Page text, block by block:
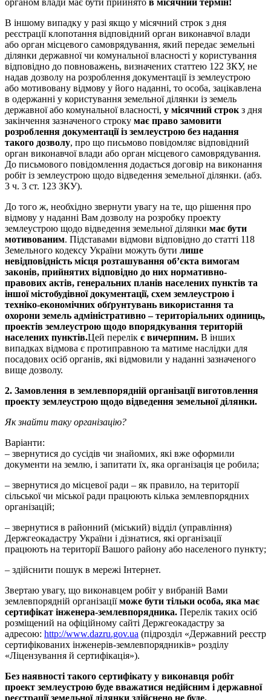
В іншому випадку у разі якщо у місячний строк з дня
реєстрації клопотання відповідний орган виконавчої влади
або орган місцевого самоврядування, який передає земельні
ділянки державної чи комунальної власності у користування
відповідно до повноважень, визначених статтею 122 ЗКУ, не
надав дозволу на розроблення документації із землеустрою
або мотивовану відмову у його наданні, то особа, зацікавлена
в одержанні у користування земельної ділянки із земель
державної або комунальної власності, у місячний строк з дня
закінчення зазначеного строку має право замовити
розроблення документації із землеустрою без надання
такого дозволу, про що письмово повідомляє відповідний
орган виконавчої влади або орган місцевого самоврядування.
До письмового повідомлення додається договір на виконання
робіт із землеустрою щодо відведення земельної ділянки. (абз.
3 ч. 3 ст. 123 ЗКУ).
До того ж, необхідно звернути увагу на те, що рішення про
відмову у наданні Вам дозволу на розробку проекту
землеустрою щодо відведення земельної ділянки має бути
мотивованим. Підставами відмови відповідно до статті 118
Земельного кодексу України можуть бути лише
невідповідність місця розташування об’єкта вимогам
законів, прийнятих відповідно до них нормативно-
правових актів, генеральних планів населених пунктів та
іншої містобудівної документації, схем землеустрою і
техніко-економічних обґрунтувань використання та
охорони земель адміністративно – територіальних одиниць,
проектів землеустрою щодо впорядкування територій
населених пунктів.Цей перелік є вичерпним. В інших
випадках відмова є протиправною та матиме наслідки для
посадових осіб органів, які відмовили у наданні зазначеного
вище дозволу.
2. Замовлення в землевпорядній організації виготовлення
проекту землеустрою щодо відведення земельної ділянки.
Як знайти таку організацію?
Варіанти:
– звернутися до сусідів чи знайомих, які вже оформили
документи на землю, і запитати їх, яка організація це робила;
– звернутися до місцевої ради – як правило, на території
сільської чи міської ради працюють кілька землевпорядних
організацій;
– звернутися в районний (міський) відділ (управління)
Держгеокадастру України і дізнатися, які організації
працюють на території Вашого району або населеного пункту;
– здійснити пошук в мережі Інтернет.
Звертаю увагу, що виконавцем робіт у вибраній Вами
землевпорядній організаціїможе бути тільки особа, яка має
сертифікат інженера-землевпорядника. Перелік таких осіб
розміщений на офіційному сайті Держгеокадастру за
адресою: http://www.dazru.gov.ua (підрозділ «Державний реєстр
сертифікованих інженерів-землевпорядників» розділу
«Ліцензування й сертифікація»).
Без наявності такого сертифікату у виконавця робіт
проект землеустрою буде вважатися недійсним і державної
реєстрації земельної ділянки здійснено не буде.